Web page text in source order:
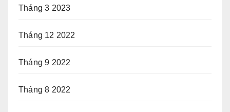
Tháng 3 2023
Tháng 12 2022
Tháng 9 2022
Tháng 8 2022